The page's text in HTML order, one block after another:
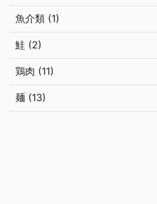
魚介類 (1)
鮭 (2)
鶏肉 (11)
麺 (13)